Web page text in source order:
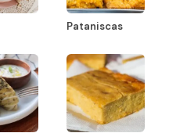
Pataniscas